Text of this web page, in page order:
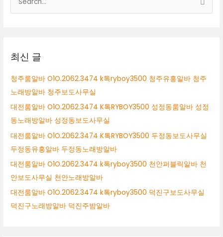
하
흥
바
용
암
동
노
래
방
보
용
암
동
보
최신 글
청주룸알바 O1O.2062.3474 k톡ryboy3500 청주유흥알바 청주
노래방알바 청주보도사무실
대전룸알바 O1O.2062.3474 K톡RYBOY3500 성정동룸알바 성정
동노래방알바 성정동보도사무실
대전룸알바 O1O.2062.3474 K톡RYBOY3500 두정동보도사무실
두정동유흥알바 두정동노래방알바
대전룸알바 O1O.2062.3474 k톡ryboy3500 천안퍼블릭알바 천
안보도사무실 천안노래방알바
대전룸알바 O1O.2062.3474 k톡ryboy3500 덕진구보도사무실
덕진구노래방알바 덕진주밤알바